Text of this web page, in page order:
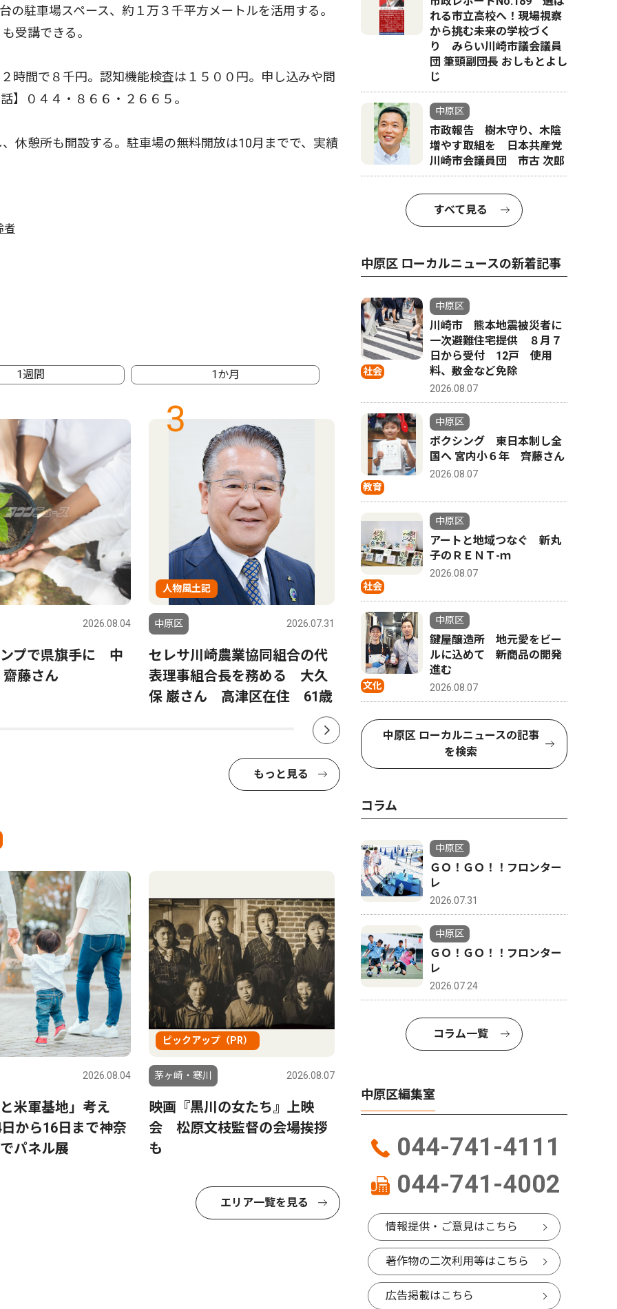
駐車場スペース、約１万３千平方メートルを活用する。
受講できる。
間で８千円。認知機能検査は１５００円。申し込みや問
】０４４・８６６・２６６５。
憩所も開設する。駐車場の無料開放は10月までで、実績
者
1週間 1か月
2026.08.04
プで県旗手に 中
藤さん
3
人物風土記
中原区 2026.07.31
セレサ川崎農業協同組合の代
表理事組合長を務める 大久
保 巌さん 高津区在住 61歳
4
社会
中原区
平間銀座 恒例のサマーフェ
スタ ８月毎週土曜日
小学生
もっと見る
2026.08.04
米軍基地」考え
から16日まで神奈
パネル展
ピックアップ（PR）
茅ヶ崎・寒川 2026.08.07
映画『黒川の女たち』上映
会 松原文枝監督の会場挨拶
も
エリア一覧を見る
れる市立高校へ！現場視察
から挑む未来の学校づく
り みらい川崎市議会議員
団 筆頭副団長 おしもとよし
じ
中原区
市政報告 樹木守り、木陰
増やす取組を 日本共産党
川崎市会議員団 市古 次郎
すべて見る
中原区 ローカルニュースの新着記事
社会
中原区
川崎市 熊本地震被災者に
一次避難住宅提供 ８月７
日から受付 12戸 使用
料、敷金など免除
2026.08.07
教育
中原区
ボクシング 東日本制し全
国へ 宮内小６年 齊藤さん
2026.08.07
社会
中原区
アートと地域つなぐ 新丸
子のＲＥＮＴ-ｍ
2026.08.07
文化
中原区
鍵屋醸造所 地元愛をビー
ルに込めて 新商品の開発
進む
2026.08.07
中原区 ローカルニュースの記事
を検索
コラム
中原区
ＧＯ！ＧＯ！！フロンター
レ
2026.07.31
中原区
ＧＯ！ＧＯ！！フロンター
レ
2026.07.24
コラム一覧
中原区編集室
044-741-4111
044-741-4002
情報提供・ご意見はこちら
著作物の二次利用等はこちら
広告掲載はこちら